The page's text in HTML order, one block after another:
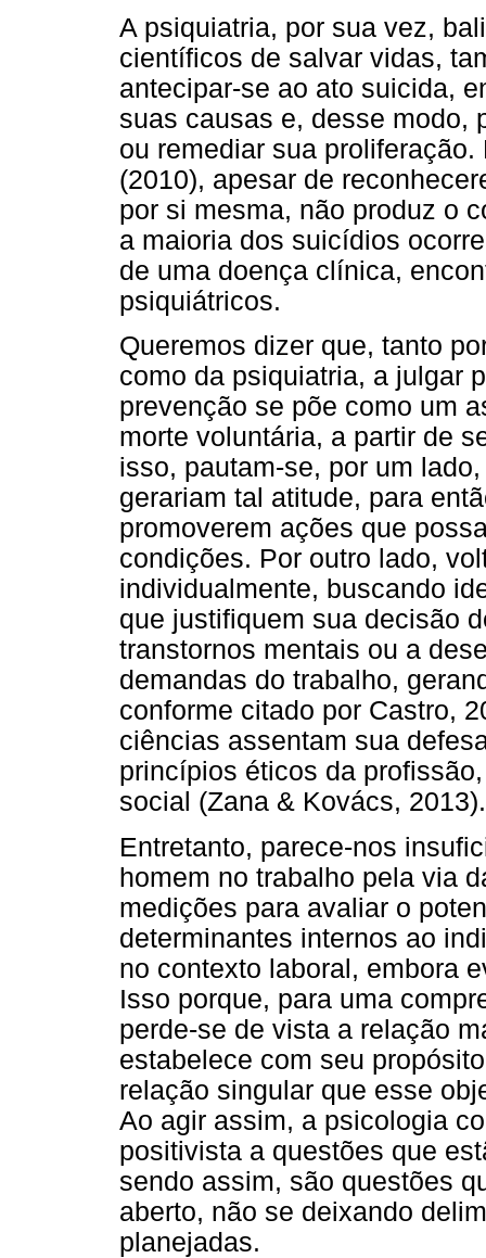
A psiquiatria, por sua vez,
científicos de salvar vidas,
antecipar-se ao ato suicida,
suas causas e, desse modo,
ou remediar sua
(2010), apesar de
por si mesma, não produz o
a maioria dos suicídios
de uma doença clínica,
psiquiátricos.
Queremos dizer que, tanto
como da psiquiatria, a julgar
prevenção se põe como um
morte voluntária, a partir de
isso, pautam-se, por um
gerariam tal atitude, para
promoverem ações que
condições. Por outro lado,
individualmente, buscando
que justifiquem sua decisão
transtornos mentais ou a
demandas do trabalho,
conforme citado por Castro,
ciências assentam sua
princípios éticos da
social (Zana & Kovács, 2013).
Entretanto, parece-nos
homem no trabalho pela via
medições para avaliar o
determinantes internos ao
no contexto laboral, embora
Isso porque, para uma
perde-se de vista a relação
estabelece com seu
relação singular que esse
Ao agir assim, a psicologia
positivista a questões que
sendo assim, são questões
aberto, não se deixando
planejadas.